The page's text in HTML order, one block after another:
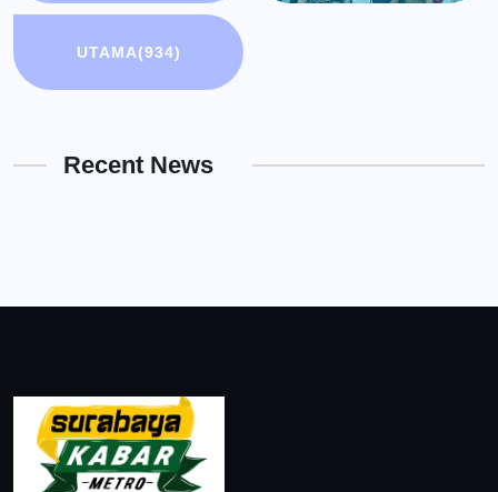
UTAMA(934)
Recent News